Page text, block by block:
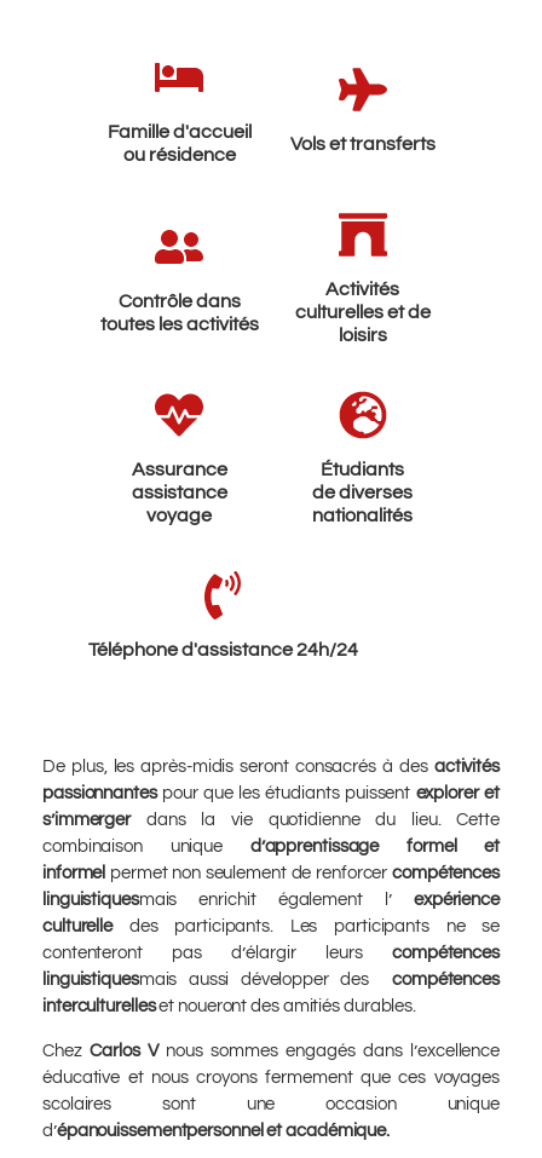
Famille d'accueil
ou résidence
Vols et transferts
Contrôle dans
toutes les activités
Activités
culturelles et de
loisirs
Assurance
assistance
voyage
Étudiants
de diverses
nationalités
Téléphone d'assistance 24h/24
De plus, les après-midis seront consacrés à des activités
passionnantes pour que les étudiants puissent explorer et
s’immerger dans la vie quotidienne du lieu. Cette
combinaison unique d’apprentissage formel et
informel permet non seulement de renforcercompétences
linguistiquesmais enrichit également l’ expérience
culturelledes participants. Les participants ne se
contenteront pas d’élargir leurscompétences
linguistiquesmais aussi développer des
compétences
interculturelleset noueront des amitiés durables.
ChezCarlos Vnous sommes engagés dans l’excellence
éducative et nous croyons fermement que ces voyages
scolaires sont une occasion unique
d’épanouissementpersonnel et académique.